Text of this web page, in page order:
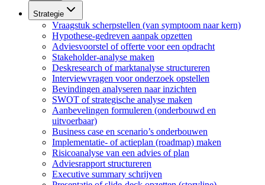
Strategie
Vraagstuk scherpstellen (van symptoom naar kern)
Hypothese-gedreven aanpak opzetten
Adviesvoorstel of offerte voor een opdracht
Stakeholder-analyse maken
Deskresearch of marktanalyse structureren
Interviewvragen voor onderzoek opstellen
Bevindingen analyseren naar inzichten
SWOT of strategische analyse maken
Aanbevelingen formuleren (onderbouwd en
uitvoerbaar)
Business case en scenario’s onderbouwen
Implementatie- of actieplan (roadmap) maken
Risicoanalyse van een advies of plan
Adviesrapport structureren
Executive summary schrijven